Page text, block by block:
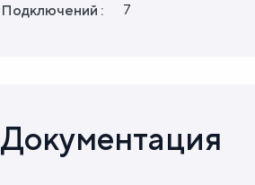
Подключений :
7
Документация